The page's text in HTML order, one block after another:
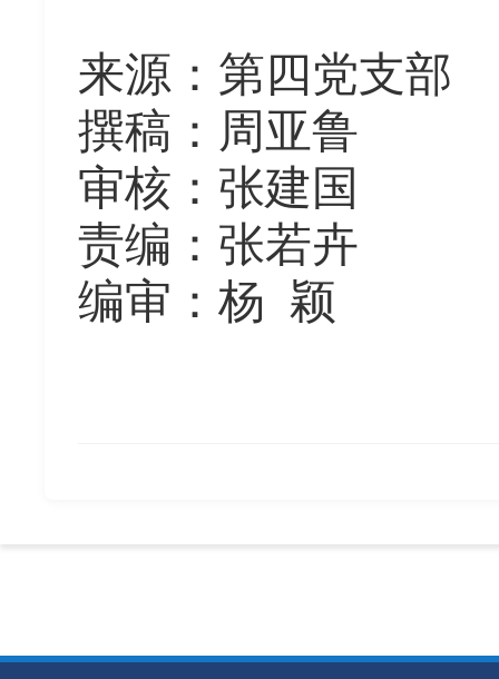
来源：第四党支部
撰稿：周亚鲁
审核：张建国
责编：张若卉
编审：杨 颖